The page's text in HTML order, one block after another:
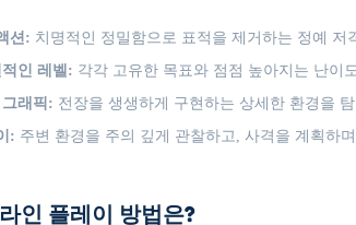
션: 치명적인 정밀함으로 표적을 제거하는 정예
인 레벨: 각각 고유한 목표와 점점 높아지는 난이
래픽: 전장을 생생하게 구현하는 상세한 환경을
: 주변 환경을 주의 깊게 관찰하고, 사격을 계획하
인 플레이 방법은?